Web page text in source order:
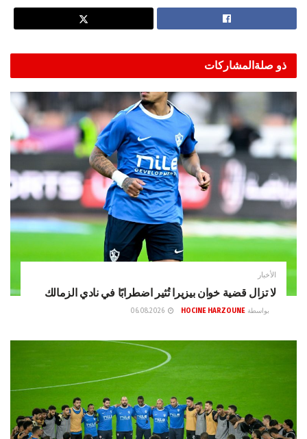
ذو صلةالمشاركات
الأخبار
لا تزال قضية خوان بيزيرا تُثير اضطرابًا في نادي الزمالك
بواسطة HOCINE HARZOUNE